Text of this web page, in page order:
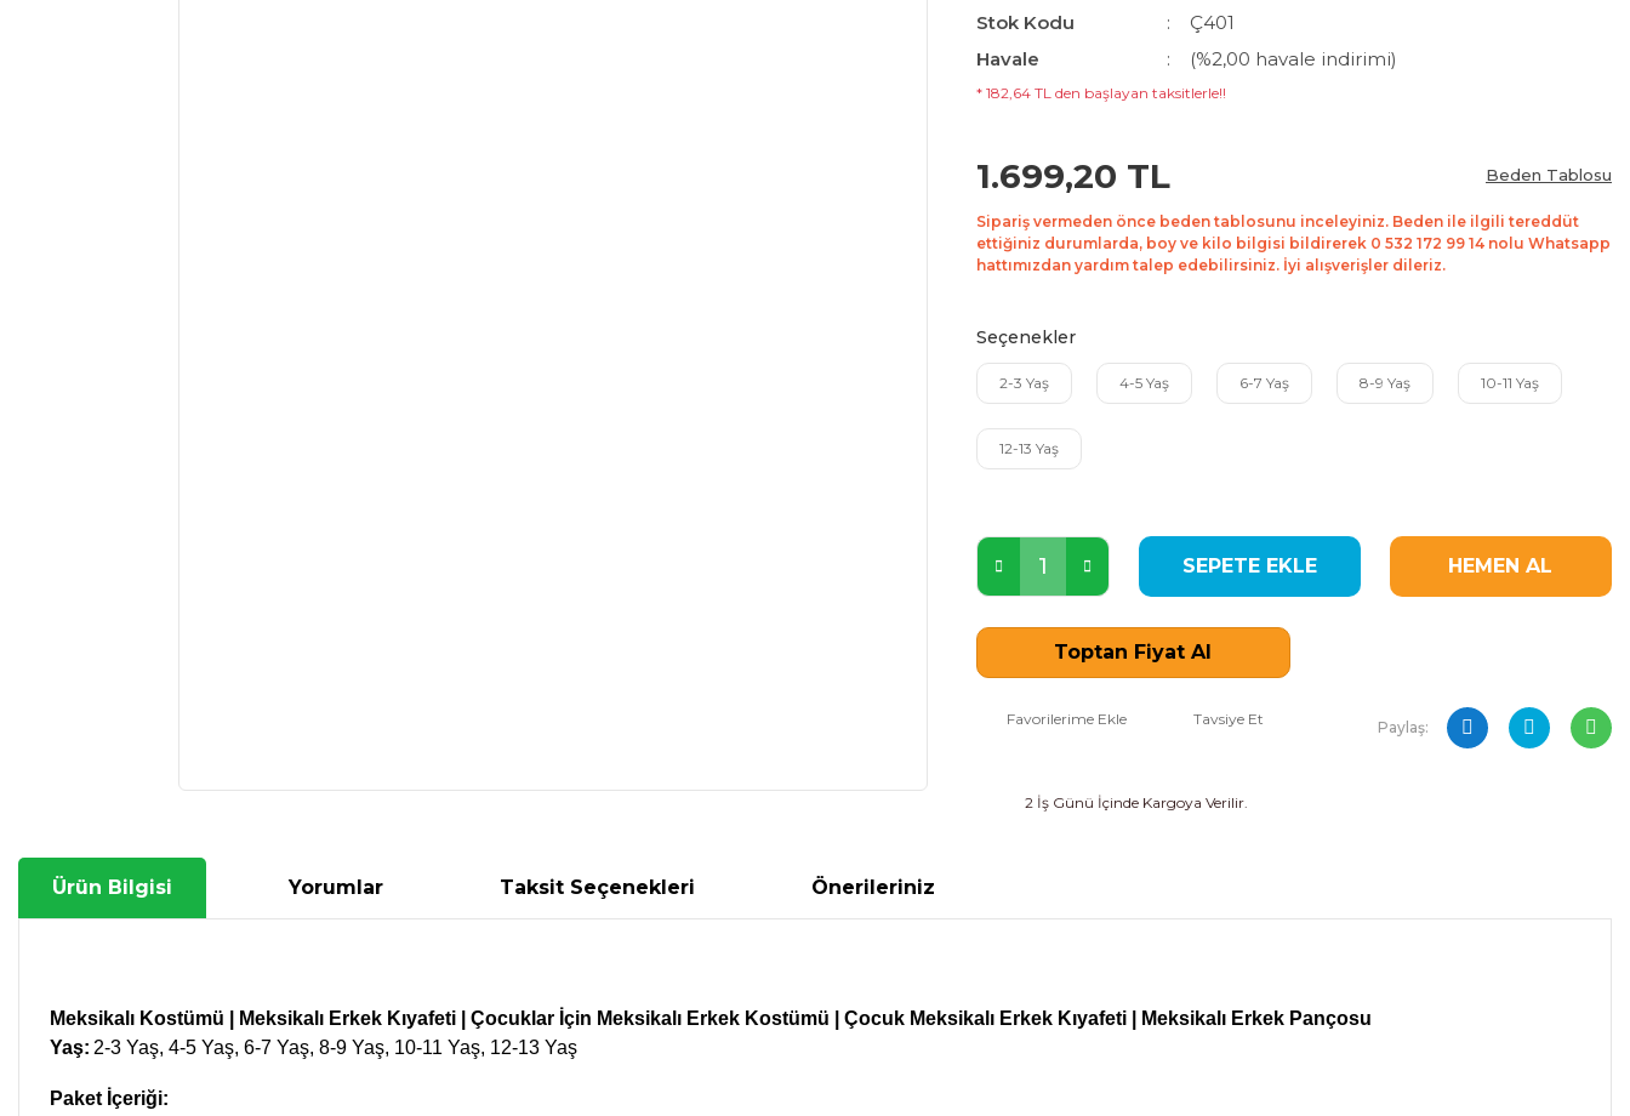
Stok Kodu
Ç401
Havale
(%2,00 havale indirimi)
* 182,64 TL den başlayan taksitlerle!!
1.699,20 TL Beden Tablosu
Sipariş vermeden önce beden tablosunu inceleyiniz. Beden ile ilgili tereddüt
ettiğiniz durumlarda, boy ve kilo bilgisi bildirerek 0 532 172 99 14 nolu Whatsapp
hattımızdan yardım talep edebilirsiniz. İyi alışverişler dileriz.
Seçenekler
2-3 Yaş 4-5 Yaş 6-7 Yaş 8-9 Yaş 10-11 Yaş
12-13 Yaş
SEPETE EKLE HEMEN AL
Toptan Fiyat Al
Tavsiye Et Paylaş:
2 İş Günü İçinde Kargoya Verilir.
Ürün Bilgisi Yorumlar Taksit Seçenekleri Önerileriniz
Meksikalı Kostümü | Meksikalı Erkek Kıyafeti | Çocuklar İçin Meksikalı Erkek Kostümü | Çocuk Meksikalı Erkek Kıyafeti | Meksikalı Erkek Pançosu
Yaş: 2-3 Yaş, 4-5 Yaş, 6-7 Yaş, 8-9 Yaş, 10-11 Yaş, 12-13 Yaş
Paket İçeriği: